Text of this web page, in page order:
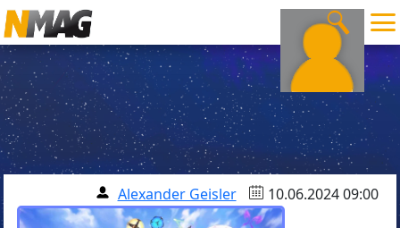
Alexander Geisler 10.06.2024 09:00